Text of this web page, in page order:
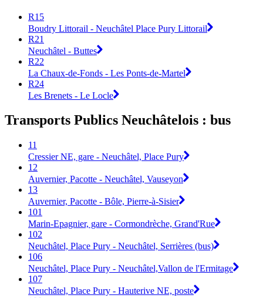
R15
Boudry Littorail - Neuchâtel Place Pury Littorail
R21
Neuchâtel - Buttes
R22
La Chaux-de-Fonds - Les Ponts-de-Martel
R24
Les Brenets - Le Locle
Transports Publics Neuchâtelois : bus
11
Cressier NE, gare - Neuchâtel, Place Pury
12
Auvernier, Pacotte - Neuchâtel, Vauseyon
13
Auvernier, Pacotte - Bôle, Pierre-à-Sisier
101
Marin-Epagnier, gare - Cormondrèche, Grand'Rue
102
Neuchâtel, Place Pury - Neuchâtel, Serrières (bus)
106
Neuchâtel, Place Pury - Neuchâtel,Vallon de l'Ermitage
107
Neuchâtel, Place Pury - Hauterive NE, poste